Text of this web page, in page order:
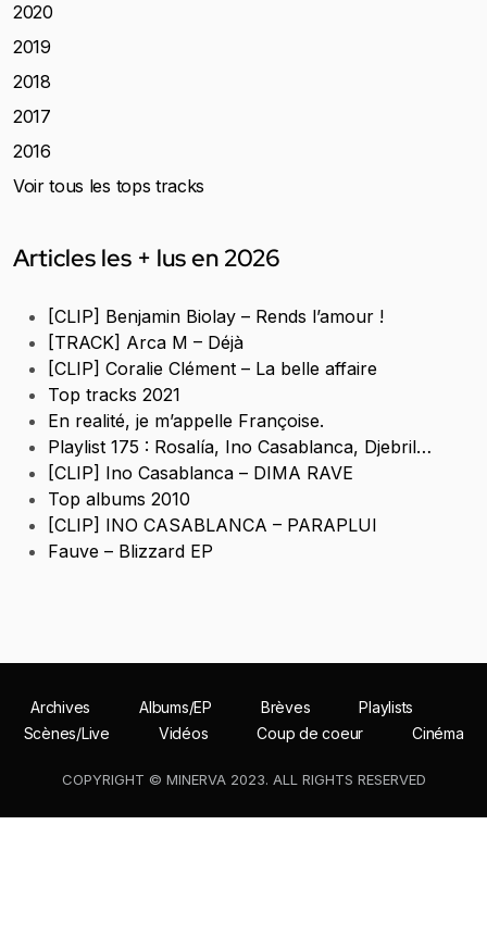
2020
2019
2018
2017
2016
Voir tous les tops tracks
Articles les + lus en 2026
[CLIP] Benjamin Biolay – Rends l’amour !
[TRACK] Arca M – Déjà
[CLIP] Coralie Clément – La belle affaire
Top tracks 2021
En realité, je m’appelle Françoise.
Playlist 175 : Rosalía, Ino Casablanca, Djebril…
[CLIP] Ino Casablanca – DIMA RAVE
Top albums 2010
[CLIP] INO CASABLANCA – PARAPLUI
Fauve – Blizzard EP
Archives Albums/EP Brèves
Playlists
Scènes/Live
Vidéos Coup de coeur Cinéma
COPYRIGHT © MINERVA 2023. ALL RIGHTS RESERVED